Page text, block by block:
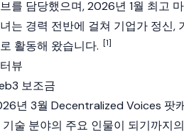
를 담당했으며, 2026년 1월 최고
는 경력 전반에 걸쳐 기업가 정신,
활동해 왔습니다. [1]
뷰
보조금
년 3월 Decentralized Voices 팟
기술 분야의 주요 인물이 되기까지